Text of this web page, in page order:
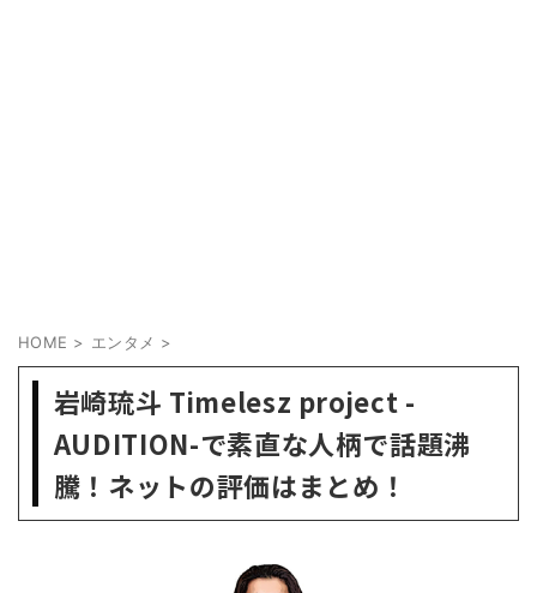
HOME > エンタメ >
岩崎琉斗 Timelesz project -
AUDITION-で素直な人柄で話題沸
騰！ネットの評価はまとめ！